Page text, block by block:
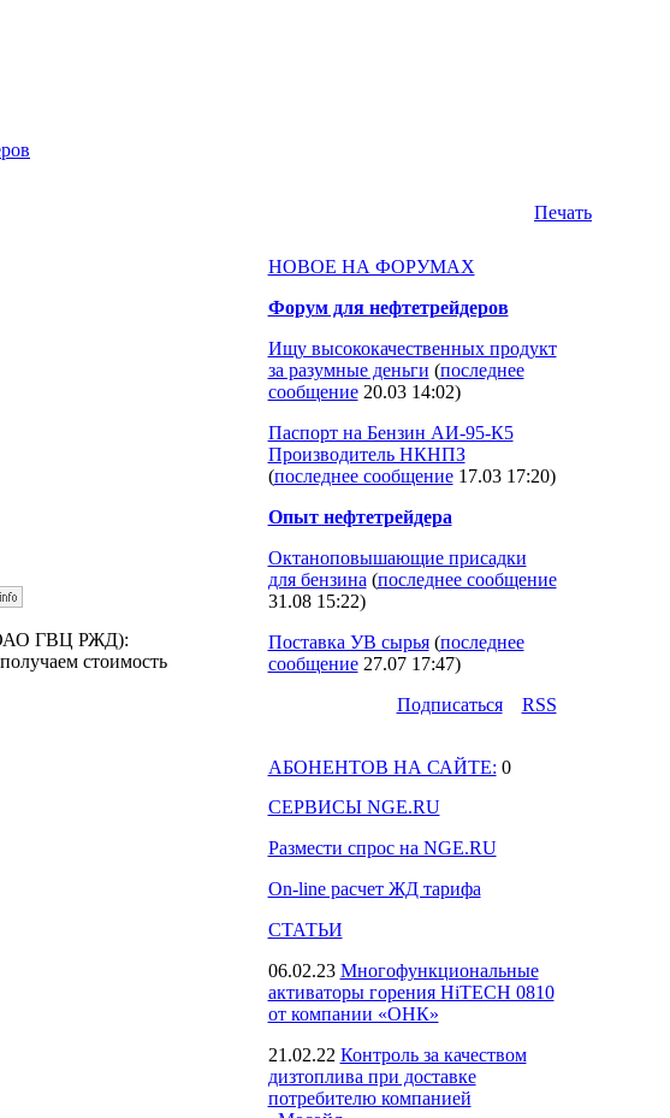
Печать
ОАО ГВЦ РЖД):
стоимость
НОВОЕ НА ФОРУМАХ
Форум для нефтетрейдеров
Ищу высококачественных продукт
за разумные деньги (последнее
сообщение 20.03 14:02)
Паспорт на Бензин АИ-95-К5
Производитель НКНПЗ
(последнее сообщение 17.03 17:20)
Опыт нефтетрейдера
Октаноповышающие присадки
для бензина (последнее сообщение
31.08 15:22)
Поставка УВ сырья(последнее
сообщение 27.07 17:47)
Подпиcаться
RSS
АБОНЕНТОВ НА САЙТЕ: 0
СЕРВИСЫ NGE.RU
Размести спрос на NGE.RU
On-line расчет ЖД тарифа
СТАТЬИ
06.02.23 Многофункциональные
активаторы горения HiTECH 0810
от компании «ОНК»
21.02.22 Контроль за качеством
дизтоплива при доставке
потребителю компанией